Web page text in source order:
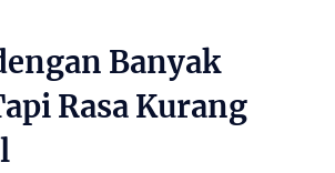
Banyak
Rasa Kurang